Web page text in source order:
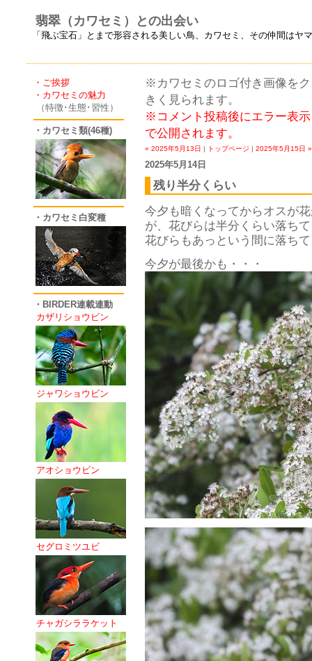
翡翠（カワセミ）との出会い
「飛ぶ宝石」とまで形容される美しい鳥、カワセミ、その仲間は
・ご挨拶
・カワセミの魅力
（特徴･生態･習性）
・カワセミ類(46種)
・カワセミ白変種
・BIRDER連載連動
カザリショウビン
ジャワショウビン
アオショウビン
セグロミツユビ
チャガシララケット
※カワセミのロゴ付き画像を
きく見られます。
※コメント投稿後にエラー表
で公開されます。
« 2025年5月13日 | トップページ | 2025年5月15日 »
2025年5月14日
残り半分くらい
今夕も暗くなってからオスが
が、花びらは半分くらい落ち
花びらもあっという間に落ち
今夕が最後かも・・・